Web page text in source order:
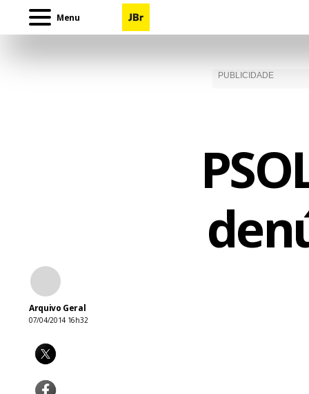
Menu
Arquivo Geral
07/04/2014 16h32